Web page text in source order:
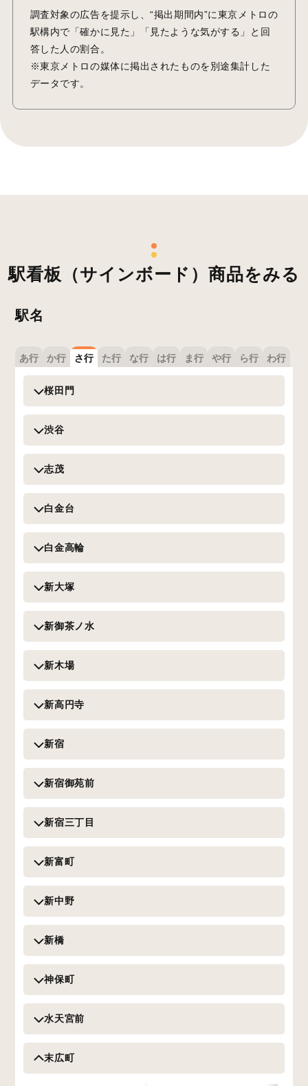
調査対象の広告を提示し、“掲出期間内”に東京メトロの
駅構内で「確かに見た」「見たような気がする」と回
答した人の割合。
※東京メトロの媒体に掲出されたものを別途集計した
データです。
駅看板（サインボード）商品をみる
駅名
あ行 か行 さ行 た行 な行 は行 ま行 や行 ら行 わ行
桜田門
渋谷
志茂
白金台
白金高輪
新大塚
新御茶ノ水
新木場
新高円寺
新宿
新宿御苑前
新宿三丁目
新富町
新中野
新橋
神保町
水天宮前
末広町